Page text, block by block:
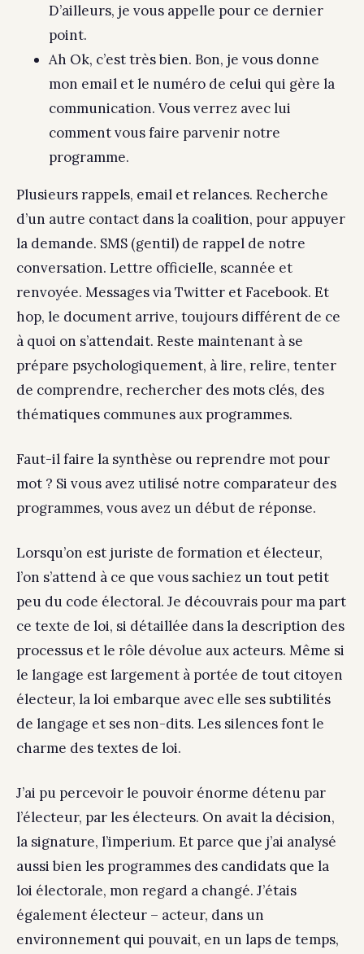
D’ailleurs, je vous appelle pour ce dernier
point.
Ah Ok, c’est très bien. Bon, je vous donne
mon email et le numéro de celui qui gère la
communication. Vous verrez avec lui
comment vous faire parvenir notre
programme.
Plusieurs rappels, email et relances. Recherche
d’un autre contact dans la coalition, pour appuyer
la demande. SMS (gentil) de rappel de notre
conversation. Lettre officielle, scannée et
renvoyée. Messages via Twitter et Facebook. Et
hop, le document arrive, toujours différent de ce
à quoi on s’attendait. Reste maintenant à se
prépare psychologiquement, à lire, relire, tenter
de comprendre, rechercher des mots clés, des
thématiques communes aux programmes.
Faut-il faire la synthèse ou reprendre mot pour
mot ? Si vous avez utilisé notre comparateur des
programmes, vous avez un début de réponse.
Lorsqu’on est juriste de formation et électeur,
l’on s’attend à ce que vous sachiez un tout petit
peu du code électoral. Je découvrais pour ma part
ce texte de loi, si détaillée dans la description des
processus et le rôle dévolue aux acteurs. Même si
le langage est largement à portée de tout citoyen
électeur, la loi embarque avec elle ses subtilités
de langage et ses non-dits. Les silences font le
charme des textes de loi.
J’ai pu percevoir le pouvoir énorme détenu par
l’électeur, par les électeurs. On avait la décision,
la signature, l’imperium. Et parce que j’ai analysé
aussi bien les programmes des candidats que la
loi électorale, mon regard a changé. J’étais
également électeur – acteur, dans un
environnement qui pouvait, en un laps de temps,